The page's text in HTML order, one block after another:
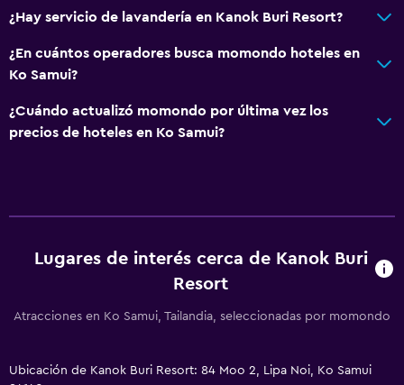
Bañera de hidromasaje
Piscina pequeña
Piscina con vista
Terraza
Jardín
Ideal para familias
¿Hay servicio de lavandería en Kanok Buri Resort?
¿En cuántos operadores busca momondo hoteles en
Ko Samui?
¿Cuándo actualizó momondo por última vez los
precios de hoteles en Ko Samui?
Lugares de interés cerca de Kanok Buri
Resort
Atracciones en Ko Samui, Tailandia, seleccionadas por momondo
Ubicación de Kanok Buri Resort: 84 Moo 2, Lipa Noi, Ko Samui